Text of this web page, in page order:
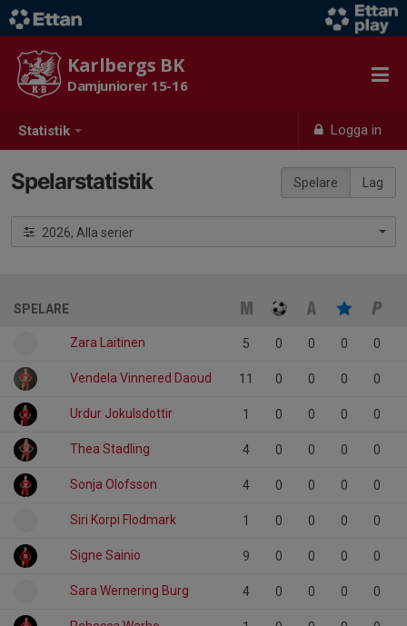
Statistik Logga in
Karlbergs BK
Damjuniorer 15-16
Spelare Lag
Spelarstatistik
2026, Alla serier
SPELARE
Zara Laitinen 5 0 0 0 0
Vendela Vinnered Daoud 11 0 0 0 0
Urdur Jokulsdottir 1 0 0 0 0
Thea Stadling 4 0 0 0 0
Sonja Olofsson 4 0 0 0 0
Siri Korpi Flodmark 1 0 0 0 0
Signe Sainio 9 0 0 0 0
Sara Wernering Burg 4 0 0 0 0